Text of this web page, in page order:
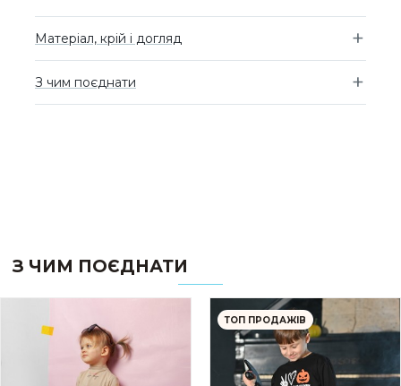
Матеріал, крій і догляд
З чим поєднати
З ЧИМ ПОЄДНАТИ
ТОП ПРОДАЖІВ